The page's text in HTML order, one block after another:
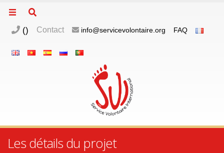
() Contact info@servicevolontaire.org FAQ
Les détails du projet